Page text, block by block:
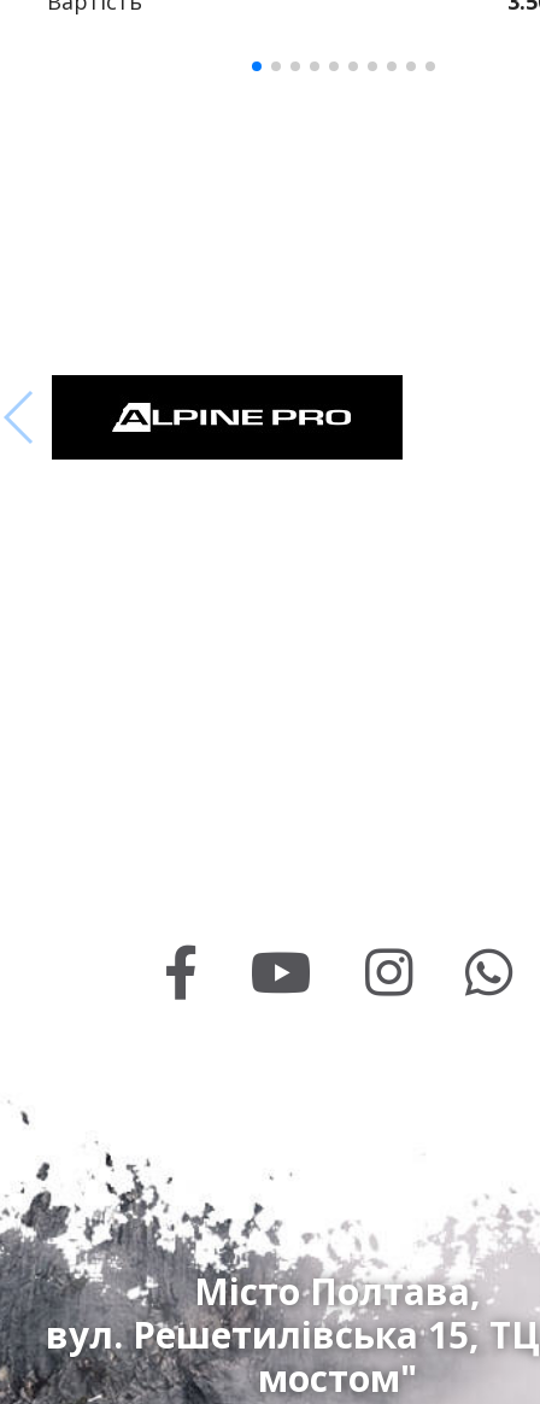
Місто Полтава,
вул. Решетилівська 15,
мостом"